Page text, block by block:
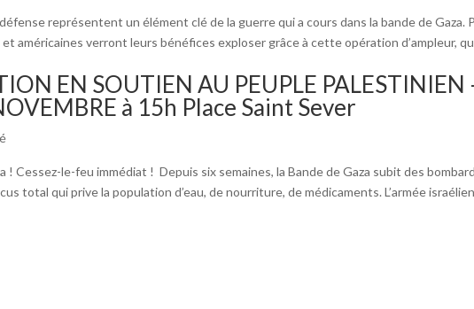
représentent un élément clé de la guerre qui a cours dans la bande de Gaza.
américaines verront leurs bénéfices exploser grâce à cette opération d’ampleur,
EN SOUTIEN AU PEUPLE PALESTINIEN
à 15h Place Saint Sever
! Cessez-le-feu immédiat ! Depuis six semaines, la Bande de Gaza subit des
total qui prive la population d’eau, de nourriture, de médicaments. L’armée